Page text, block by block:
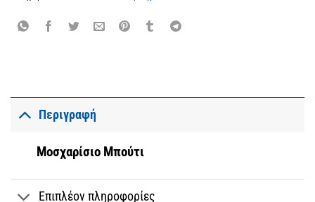
Περιγραφή
Μοσχαρίσιο Μπούτι
Επιπλέον πληροφορίες